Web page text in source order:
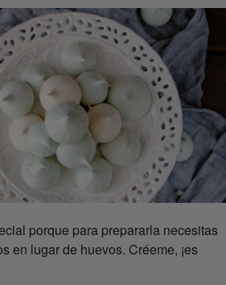
porque para prepararla necesitas
en lugar de huevos. Créeme, ¡es